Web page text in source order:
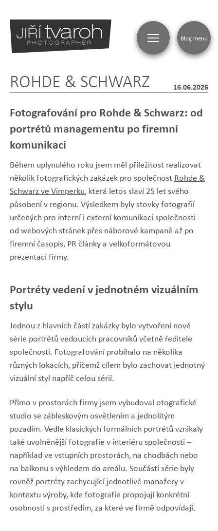
ROHDE & SCHWARZ 16.06.2026
Fotografování pro Rohde & Schwarz: od
portrétů managementu po firemní
komunikaci
Během uplynulého roku jsem měl příležitost realizovat
několik fotografických zakázek pro společnost Rohde &
Schwarz ve Vimperku, která letos slaví 25 let svého
působení v regionu. Výsledkem byly stovky fotografií
určených pro interní i externí komunikaci společnosti –
od webových stránek přes náborové kampaně až po
firemní časopis, PR články a velkoformátovou
prezentaci firmy.
Portréty vedení v jednotném vizuálním
stylu
Jednou z hlavních částí zakázky bylo vytvoření nové
série portrétů vedoucích pracovníků včetně ředitele
společnosti. Fotografování probíhalo na několika
různých lokacích, přičemž cílem bylo zachovat jednotný
vizuální styl napříč celou sérií.
Přímo v prostorách firmy jsem vybudoval otografické
studio se zábleskovým osvětlením a jednolitým
pozadím. Vedle klasických formálních portrétů vznikaly
také uvolněnější fotografie v interiéru společnosti –
například ve vstupních prostorách, na chodbách nebo
na balkonu s výhledem do areálu. Součástí série byly
rovněž portréty zachycující jednotlivé manažery v
kontextu výroby, kde fotografie propojují konkrétní
osobnosti s prostředím, za které ve firmě odpovídají.
Blog menu